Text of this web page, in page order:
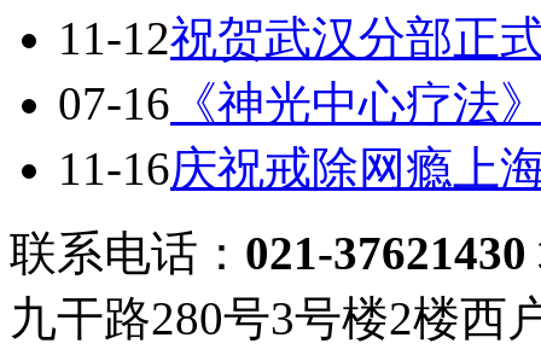
11-12祝贺武汉分部正
07-16 《神光中心疗法
11-16庆祝戒除网瘾上
联系电话： 021-37621430
九干路280号3号楼2楼西